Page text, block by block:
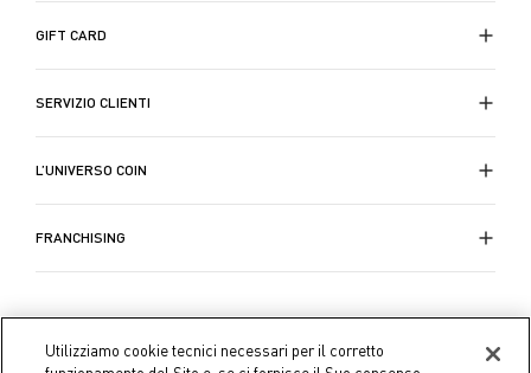
GIFT CARD
SERVIZIO CLIENTI
L’UNIVERSO COIN
FRANCHISING
Utilizziamo cookie tecnici necessari per il corretto